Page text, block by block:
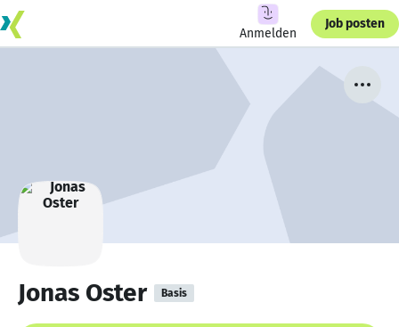
Anmelden
Job posten
Jonas Oster Basis